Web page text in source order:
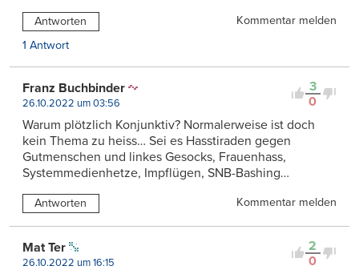
Antworten
Kommentar melden
1 Antwort
3
0
Franz Buchbinder
26.10.2022 um 03:56
Warum plötzlich Konjunktiv? Normalerweise ist doch
kein Thema zu heiss… Sei es Hasstiraden gegen
Gutmenschen und linkes Gesocks, Frauenhass,
Systemmedienhetze, Impflügen, SNB-Bashing…
Antworten Kommentar melden
2
0
Mat Ter
26.10.2022 um 16:15